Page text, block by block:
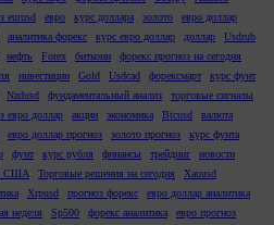
eurusd
евро курс доллара золото
евро доллар
аналитика форекс курс евро доллар доллар
Usdrub
нефть Forex биткоин
форекс прогноз на сегодня
инвестиции Gold Usdcad форексмарт
курс фунт
Nzdusd фундаментальный анализ
торговые сигналы
евро доллар
акции экономика Btcusd
валюта
евро доллар прогноз золото прогноз
курс фунта
фунт курс рубля финансы трейдинг
новости
США
Торговые решения на сегодня
Xauusd
Xrpusd прогноз форекс
евро доллар аналитика
неделя
Sp500 форекс аналитика
евро прогноз